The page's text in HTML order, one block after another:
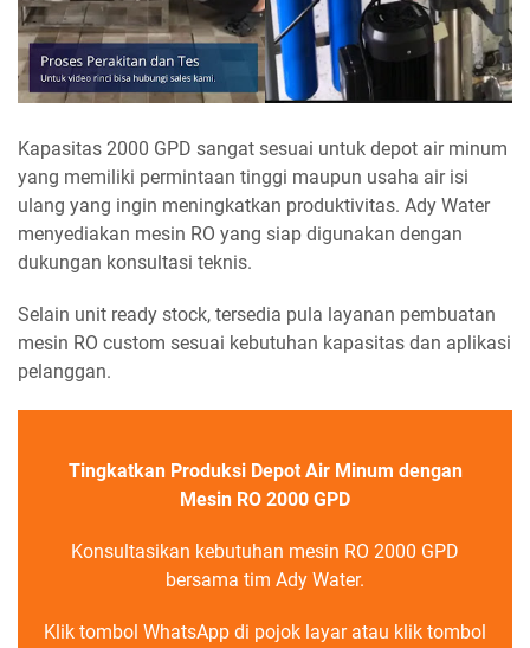
Kapasitas 2000 GPD sangat sesuai untuk depot air minum
yang memiliki permintaan tinggi maupun usaha air isi
ulang yang ingin meningkatkan produktivitas. Ady Water
menyediakan mesin RO yang siap digunakan dengan
dukungan konsultasi teknis.
Selain unit ready stock, tersedia pula layanan pembuatan
mesin RO custom sesuai kebutuhan kapasitas dan aplikasi
pelanggan.
Tingkatkan Produksi Depot Air Minum dengan
Mesin RO 2000 GPD
Konsultasikan kebutuhan mesin RO 2000 GPD
bersama tim Ady Water.
Klik tombol WhatsApp di pojok layar atau klik tombol